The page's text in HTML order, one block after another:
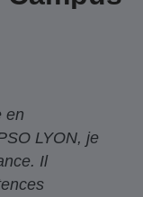
en
LYON, je
Il